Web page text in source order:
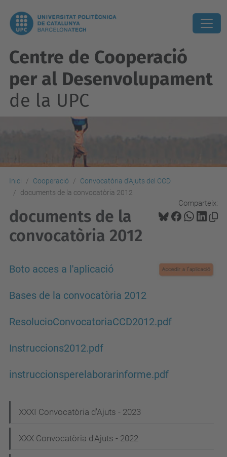
Centre de Cooperació
per al Desenvolupament
de la UPC
Inici Cooperació
Convocatòria d'Ajuts del CCD
documents de la convocatòria 2012
Comparteix:
documents de la
convocatòria 2012
Boto acces a l'aplicació
Bases de la convocatòria 2012
ResolucioConvocatoriaCCD2012.pdf
Instruccions2012.pdf
instruccionsperelaborarinforme.pdf
a
v
XXXI Convocatòria d'Ajuts - 2023
XXX Convocatòria d'Ajuts - 2022